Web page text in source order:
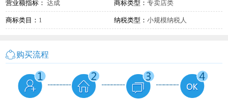
营业额指标： 达成 商标类型： 专卖店类
商标类目： 1 纳税类型： 小规模纳税人
购买流程